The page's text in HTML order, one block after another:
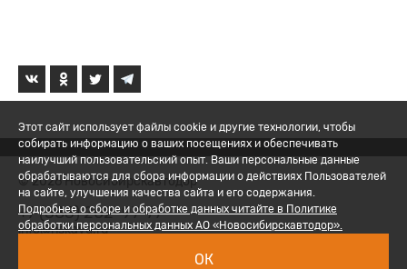
© 2026 Новосибирскавтодор
+7 (383) 202-97-77
ur.dvaksn@ofni
Этот сайт использует файлы cookie и другие технологии, чтобы
собирать информацию о ваших посещениях и обеспечивать
наилучший пользовательский опыт. Ваши персональные данные
обрабатываются для сбора информации о действиях Пользователей
на сайте, улучшения качества сайта и его содержания.
Подробнее о сборе и обработке данных читайте в Политике
обработки персональных данных АО «Новосибирскавтодор».
ОК